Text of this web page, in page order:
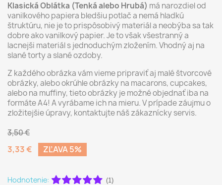
Klasická Oblátka (Tenká alebo Hrubá) má narozdiel od
vanilkového papiera bledšiu potlač a nemá hladkú
štruktúru, nie je to prispôsobivý materiál a neobýba sa tak
dobre ako vanilkový papier. Je to však všestranný a
lacnejši materiál s jednoduchým zložením. Vhodný aj na
slané torty a slané ozdoby.
Z každého obrázka vám vieme pripraviť aj malé štvorcové
obrázky, alebo okrúhle obrázky na macarons, cupcakes,
alebo na muffiny, tieto obrázky je možné objednať iba na
formáte A4! A vyrábame ich na mieru. V prípade záujmu o
zložitejšie úpravy, kontaktujte náš zákaznícky servis.
3,50 €
3,33 € ZĽAVA 5%
Hodnotenie: (1)